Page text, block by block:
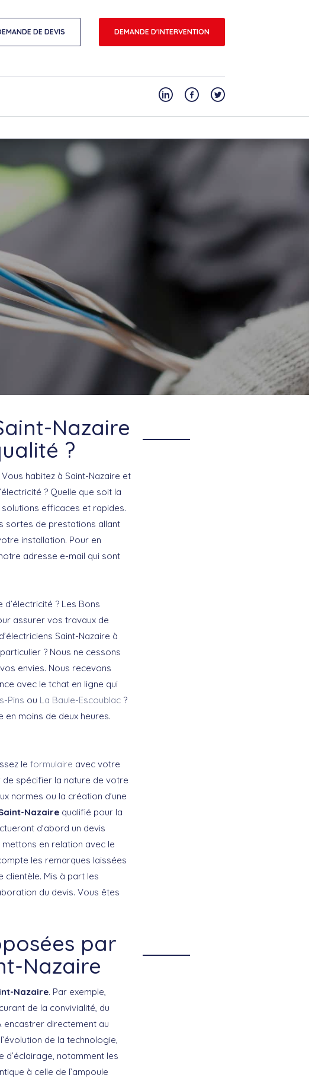
DE DEVIS DEMANDE D'INTERVENTION
Nazaire
?
habitez à Saint-Nazaire et
? Quelle que soit la
efficaces et rapides.
sortes de prestations allant
installation. Pour en
adresse e-mail qui sont
? Les Bons
assurer vos travaux de
Saint-Nazaire à
? Nous ne cessons
envies. Nous recevons
avec le tchat en ligne qui
Pins ou La Baule-Escoublac ?
moins de deux heures.
le formulaire avec votre
de spécifier la nature de votre
normes ou la création d’une
Nazaire qualifié pour la
d’abord un devis
en relation avec le
les remarques laissées
Mis à part les
du devis. Vous êtes
par
Nazaire
Nazaire. Par exemple,
de la convivialité, du
encastrer directement au
de la technologie,
notamment les
à celle de l’ampoule